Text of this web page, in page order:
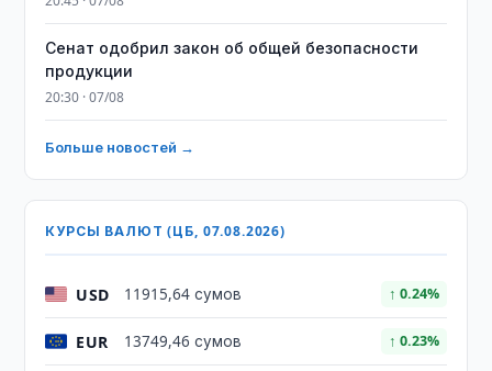
Сенат одобрил закон об общей безопасности
продукции
20:30 · 07/08
Больше новостей →
КУРСЫ ВАЛЮТ (ЦБ, 07.08.2026)
USD 11915,64 сумов ↑ 0.24%
EUR 13749,46 сумов ↑ 0.23%